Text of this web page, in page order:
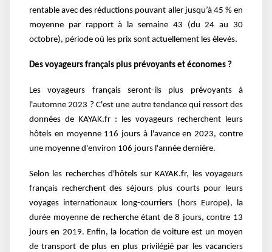
rentable avec des réductions pouvant aller jusqu’à 45 % en
moyenne par rapport à la semaine 43 (du 24 au 30
octobre), période où les prix sont actuellement les élevés.
Des voyageurs français plus prévoyants et économes ?
Les voyageurs français seront-ils plus prévoyants à
l'automne 2023 ? C'est une autre tendance qui ressort des
données de KAYAK.fr : les voyageurs recherchent leurs
hôtels en moyenne 116 jours à l'avance en 2023, contre
une moyenne d'environ 106 jours l'année dernière.
Selon les recherches d'hôtels sur KAYAK.fr, les voyageurs
français recherchent des séjours plus courts pour leurs
voyages internationaux long-courriers (hors Europe), la
durée moyenne de recherche étant de 8 jours, contre 13
jours en 2019. Enfin, la location de voiture est un moyen
de transport de plus en plus privilégié par les vacanciers